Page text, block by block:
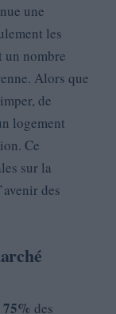
une
les
un nombre
Alors que
de
logement
Ce
sur la
des
75% des